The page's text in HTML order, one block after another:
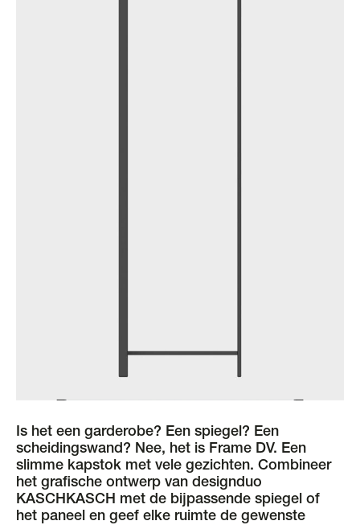
Is het een garderobe? Een spiegel? Een
scheidingswand? Nee, het is Frame DV. Een
slimme kapstok met vele gezichten. Combineer
het grafische ontwerp van designduo
KASCHKASCH met de bijpassende spiegel of
het paneel en geef elke ruimte de gewenste